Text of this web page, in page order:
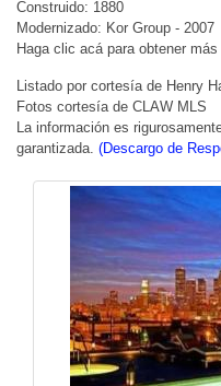
Construido: 1880
Modernizado: Kor Group - 2007
Haga clic acá para obtener
Listado por cortesía de Henry
Fotos cortesía de CLAW MLS
La información es
garantizada. (Descargo de